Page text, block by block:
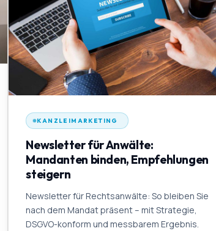
KANZLEIMARKETING
Newsletter für Anwälte:
Mandanten binden, Empfehlungen
steigern
Newsletter für Rechtsanwälte: So bleiben Sie
nach dem Mandat präsent – mit Strategie,
DSGVO-konform und messbarem Ergebnis.